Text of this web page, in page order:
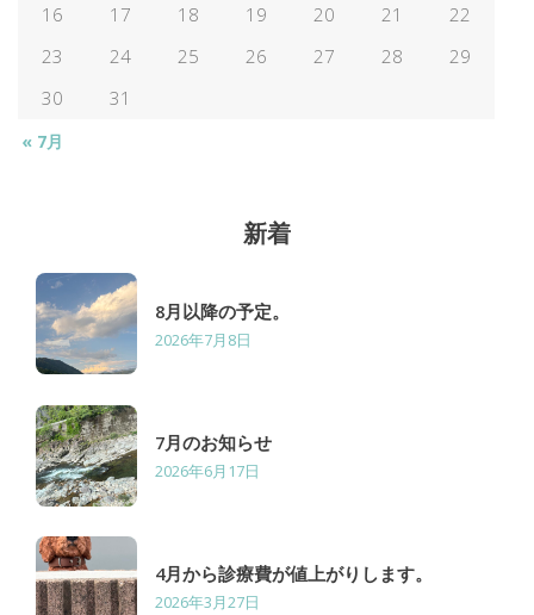
ー
シ
ョ
16
17 18 19 20 21
22
23
24 25 26 27 28
29
30
31
« 7月
新着
8月以降の予定。
2026年7月8日
7月のお知らせ
2026年6月17日
4月から診療費が値上がりします。
2026年3月27日